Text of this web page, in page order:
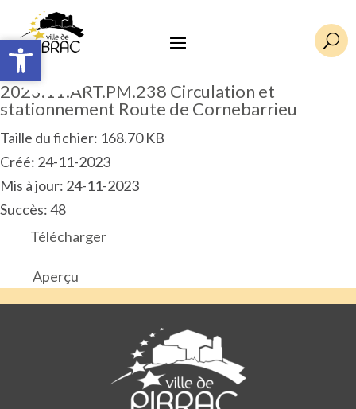
Ouvrir la barre d’outils U
2023.11.ART.PM.238 Circulation et
stationnement Route de Cornebarrieu
Taille du fichier: 168.70 KB
Créé: 24-11-2023
Mis à jour: 24-11-2023
Succès: 48
Télécharger
Aperçu
Ouvrir la barre d’outils